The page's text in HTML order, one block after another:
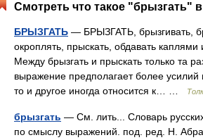
Смотреть что такое "брызгать"
БРЫЗГАТЬ — БРЫЗГАТЬ, брызгивать,
окроплять, прыскать, обдавать каплями
Между брызгать и прыскать только та
выражение предполагает более усилий
то и другое иногда относится к… …
брызгать — См. лить... Словарь
по смыслу выражений. под. ред. Н.